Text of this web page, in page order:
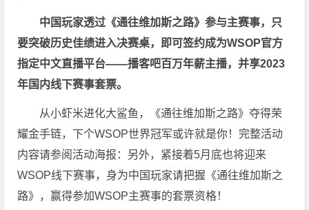
中国玩家透过《通往维加斯之路》参与主赛事，只
要突破历史佳绩进入决赛桌，即可签约成为WSOP官方
指定中文直播平台——播客吧百万年薪主播，并享2023
年国内线下赛事套票。
从小虾米进化大鲨鱼，《通往维加斯之路》夺得荣
耀金手链，下个WSOP世界冠军或许就是你！完整活动
内容请参阅活动海报： 另外，紧接着5月底也将迎来
WSOP线下赛事，身为中国玩家请把握《通往维加斯之
路》，赢得参加WSOP主赛事的套票资格！